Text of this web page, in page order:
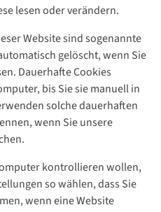
lesen oder verändern.
Website sind sogenannte
gelöscht, wenn Sie
Dauerhafte Cookies
bis Sie sie manuell in
solche dauerhaften
wenn Sie unsere
kontrollieren wollen,
so wählen, dass Sie
wenn eine Website